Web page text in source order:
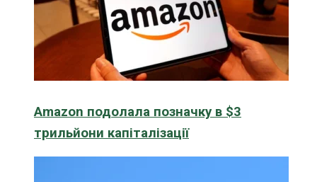
Amazon подолала позначку в $3
трильйони капіталізації